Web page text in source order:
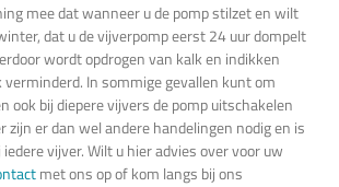
mee dat wanneer u de pomp stilzet en wilt
dat u de vijverpomp eerst 24 uur dompelt
wordt opdrogen van kalk en indikken
In sommige gevallen kunt om
ook bij diepere vijvers de pomp uitschakelen
zijn er dan wel andere handelingen nodig en is
vijver. Wilt u hier advies over voor uw
met ons op of kom langs bij ons